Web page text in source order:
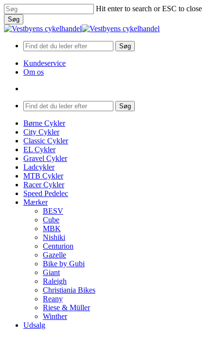
Skip
to
main
content
Hit enter to search or ESC to close
Søg
Close
Søg
Kundeservice
Om os
Menu
Søg
search
Menu
Børne Cykler
City Cykler
Classic Cykler
EL Cykler
Gravel Cykler
Ladcykler
MTB Cykler
Racer Cykler
Speed Pedelec
Mærker
BESV
Cube
MBK
Nishiki
Centurion
Gazelle
Bike by Gubi
Giant
Raleigh
Christiania Bikes
Reany
Riese & Müller
Winther
Udsalg